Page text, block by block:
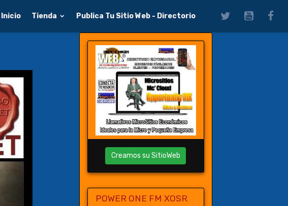
Inicio Tienda Publica Tu Sitio Web - Directorio
Creamos su SitioWeb
POWER ONE FM XOSR